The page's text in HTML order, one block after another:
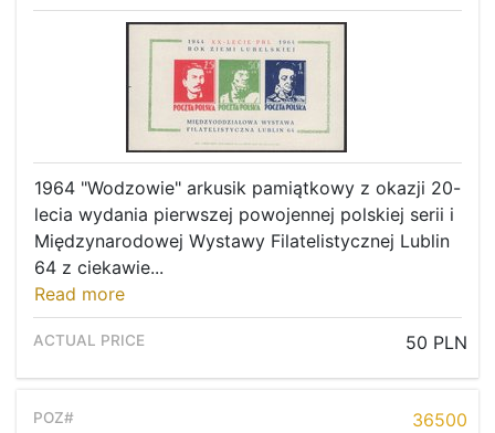
1964 "Wodzowie" arkusik pamiątkowy z okazji 20-
lecia wydania pierwszej powojennej polskiej serii i
Międzynarodowej Wystawy Filatelistycznej Lublin
64 z ciekawie...
Read more
50 PLN
36500